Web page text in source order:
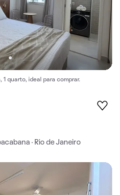
quarto, ideal para comprar.
· Rio de Janeiro